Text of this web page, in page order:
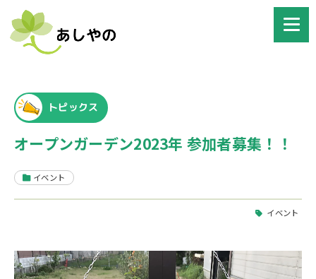
トピックス
オープンガーデン2023年 参加者募集！！
イベント
イベント